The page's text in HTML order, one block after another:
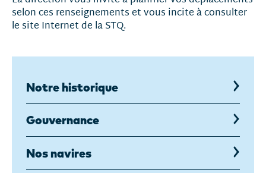
selon ces renseignements et vous incite à consulter
le site Internet de la STQ.
Notre historique
Gouvernance
Nos navires